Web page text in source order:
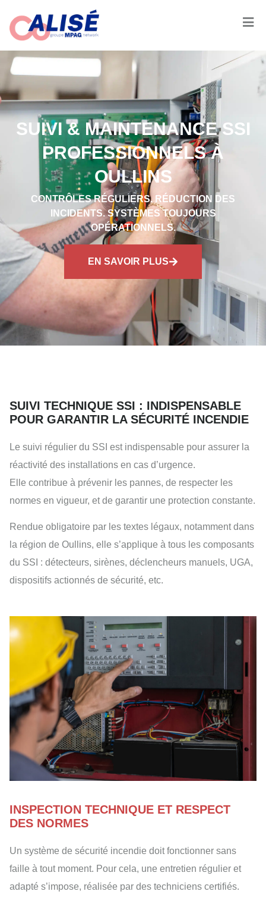
SUIVI & MAINTENANCE SSI
PROFESSIONNELS À
OULLINS
CONTRÔLES RÉGULIERS. RÉDUCTION DES
INCIDENTS. SYSTÈMES TOUJOURS
OPÉRATIONNELS.
EN SAVOIR PLUS
SUIVI TECHNIQUE SSI : INDISPENSABLE
POUR GARANTIR LA SÉCURITÉ INCENDIE
Le suivi régulier du SSI est indispensable pour assurer la
réactivité des installations en cas d’urgence.
Elle contribue à prévenir les pannes, de respecter les
normes en vigueur, et de garantir une protection constante.
Rendue obligatoire par les textes légaux, notamment dans
la région de Oullins, elle s’applique à tous les composants
du SSI : détecteurs, sirènes, déclencheurs manuels, UGA,
dispositifs actionnés de sécurité, etc.
INSPECTION TECHNIQUE ET RESPECT
DES NORMES
Un système de sécurité incendie doit fonctionner sans
faille à tout moment. Pour cela, une entretien régulier et
adapté s’impose, réalisée par des techniciens certifiés.